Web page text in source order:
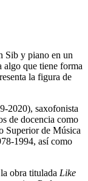
Sib y piano en un
algo que tiene forma
la figura de
2020), saxofonista
de docencia como
Superior de Música
1994, así como
obra titulada Like